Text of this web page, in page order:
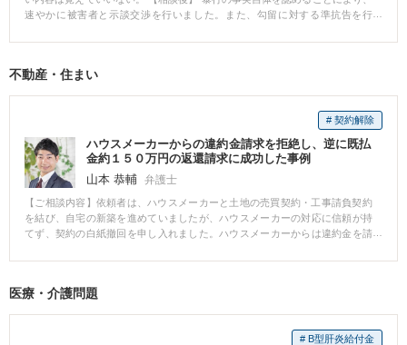
速やかに被害者と示談交渉を行いました。また、勾留に対する準抗告を行
コメント】 刑事事件はスピードが大事になります。被害者に早期に謝罪を
は、早期の身柄釈放は難しい場合もありますが、まずはご相談下さい。
不動産・住まい
# 契約解除
ハウスメーカーからの違約金請求を拒絶し、逆に既払
金約１５０万円の返還請求に成功した事例
山本 恭輔 弁護士
【ご相談内容】依頼者は、ハウスメーカーと土地の売買契約・工事請負契約
を結び、自宅の新築を進めていましたが、ハウスメーカーの対応に信頼が持
てず、契約の白紙撤回を申し入れました。ハウスメーカーからは違約金を請
る特約条項の存在に気付き、これと債務不履行解除を主張することで、違約
きだと立論しました。 ハウスメーカーと直接交渉した結果、違約金は支払わ
医療・介護問題
# B型肝炎給付金